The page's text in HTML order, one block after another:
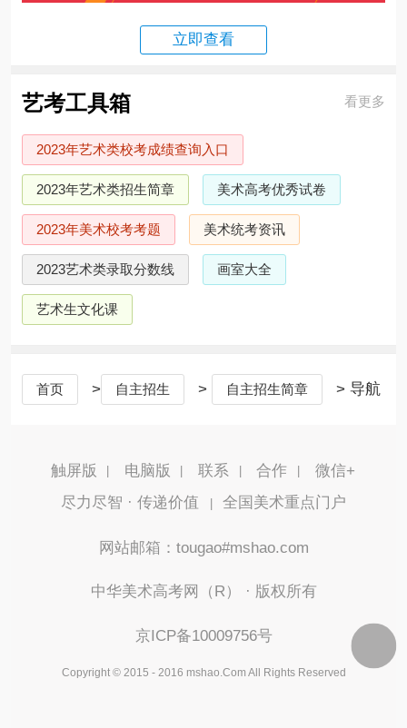
立即查看
看更多
艺考工具箱
2023年艺术类校考成绩查询入口
2023年艺术类招生简章 美术高考优秀试卷
2023年美术校考考题 美术统考资讯
2023艺术类录取分数线 画室大全
艺术生文化课
首页 > 自主招生 > 自主招生简章 > 导航
触屏版 电脑版 联系 合作
微信+
尽力尽智 · 传递价值
全国美术重点门户
网站邮箱：tougao#mshao.com
中华美术高考网（R） · 版权所有
京ICP备10009756号
Copyright © 2015 - 2016 mshao.Com All Rights Reserved